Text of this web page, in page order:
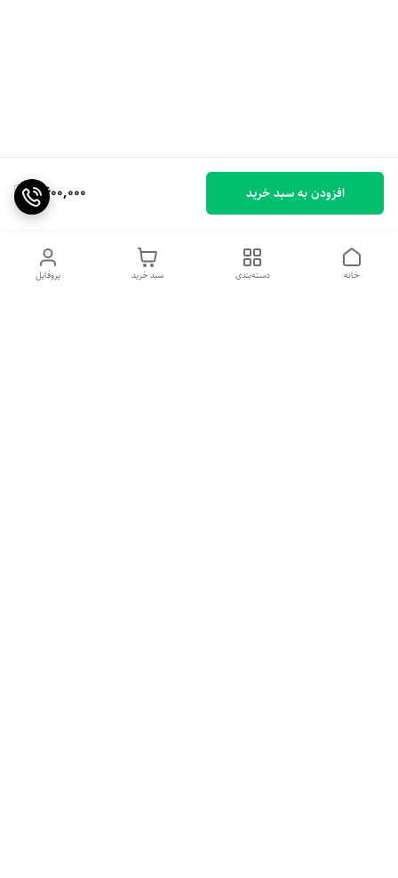
6,600,000 افزودن به سبد خرید
پروفایل سبد خرید دسته‌بندی خانه